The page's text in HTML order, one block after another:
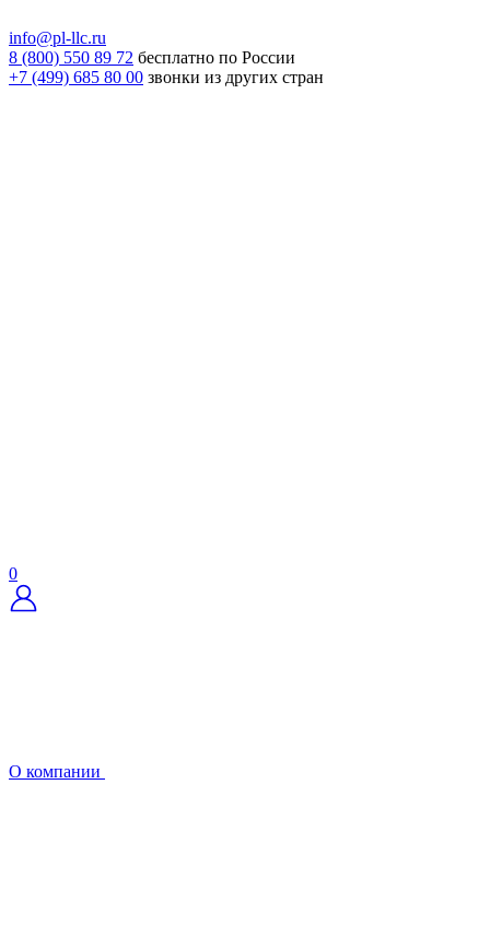
info@pl-llc.ru
8 (800) 550 89 72 бесплатно по России
+7 (499) 685 80 00 звонки из других стран
0
О компании